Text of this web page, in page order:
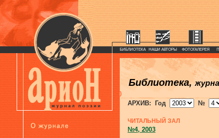
БИБЛИОТЕКА НАШИ АВТОРЫ ФОТОГАЛЕРЕЯ
Библиотека,
)
АРХИВ: Год №
ЧИТАЛЬНЫЙ ЗАЛ
№4, 2003